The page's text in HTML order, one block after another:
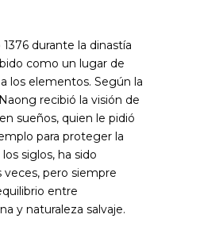
durante la dinastía
como un lugar de
los elementos. Según la
recibió la visión de
sueños, quien le pidió
para proteger la
siglos, ha sido
veces, pero siempre
entre
y naturaleza salvaje.